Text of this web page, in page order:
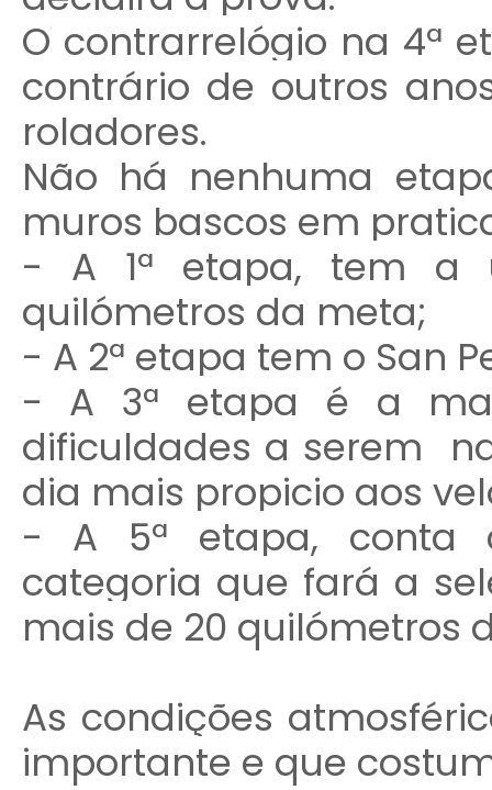
O contrarrelógio na 4ª
contrário de outros
roladores.
Não há nenhuma
muros bascos em
- A 1ª etapa, tem a
quilómetros da meta;
- A 2ª etapa tem o San
- A 3ª etapa é a
dificuldades a serem
dia mais propicio aos
- A 5ª etapa, conta
categoria que fará a
mais de 20 quilómetros
As condições
importante e que